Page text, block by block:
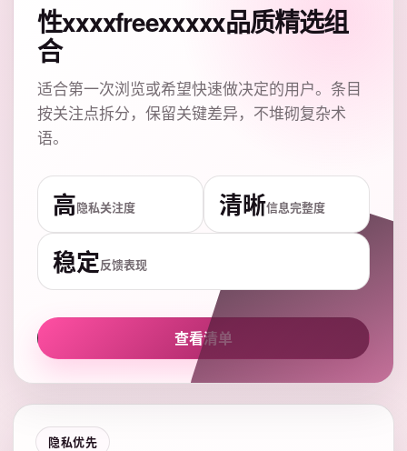
性xxxxfreexxxxx品质精选组
合
适合第一次浏览或希望快速做决定的用户。条目
按关注点拆分，保留关键差异，不堆砌复杂术
语。
高隐私关注度 清晰信息完整度
稳定反馈表现
查看清单
隐私优先